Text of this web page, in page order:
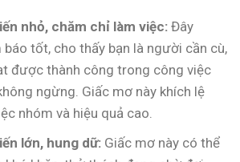
nhỏ, chăm chỉ làm việc: Đây
tốt, cho thấy bạn là người cần cù,
được thành công trong công việc
ngừng. Giấc mơ này khích lệ
nhóm và hiệu quả cao.
lớn, hung dữ: Giấc mơ này có thể